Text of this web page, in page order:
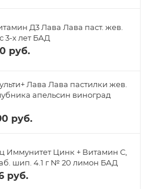
Д3 Лава Лава паст. жев.
3-х лет БАД
руб.
Лава Лава пастилки жев.
апельсин виноград
руб.
Иммунитет Цинк + Витамин С,
шип. 4.1 г № 20 лимон БАД
руб.